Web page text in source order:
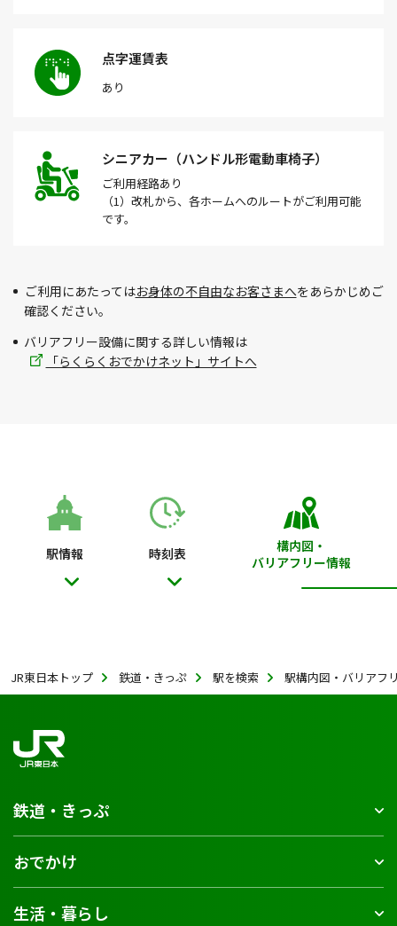
点字運賃表
あり
シニアカー（ハンドル形電動車椅子）
ご利用経路あり
（1）改札から、各ホームへのルートがご利用可能
です。
ご利用にあたってはお身体の不自由なお客さまへをあらかじめご
確認ください。
バリアフリー設備に関する詳しい情報は
「らくらくおでかけネット」サイトへ
駅情報 時刻表
構内図・
バリアフリー情報
JR東日本トップ 鉄道・きっぷ 駅を検索 駅構内図・バリアフ
鉄道・きっぷ
おでかけ
生活・暮らし